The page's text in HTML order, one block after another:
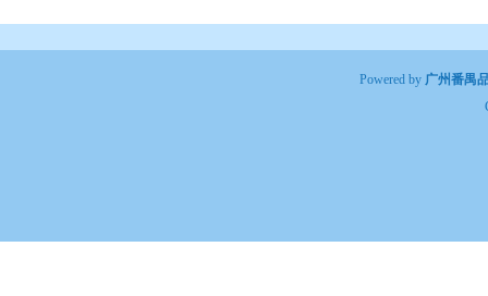
Powered by 广州番禺